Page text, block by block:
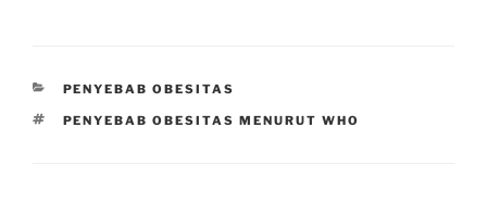
CATEGORIES
PENYEBAB OBESITAS
TAGS
PENYEBAB OBESITAS MENURUT WHO